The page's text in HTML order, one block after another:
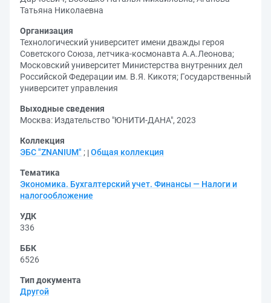
Татьяна Николаевна
Организация
Технологический университет имени дважды героя
Советского Союза, летчика-космонавта А.А.Леонова;
Московский университет Министерства внутренних дел
Российской Федерации им. В.Я. Кикотя; Государственный
университет управления
Выходные сведения
Москва: Издательство "ЮНИТИ-ДАНА", 2023
Коллекция
ЭБС "ZNANIUM" ; Общая коллекция
Тематика
Экономика. Бухгалтерский учет. Финансы — Налоги и
налогообложение
УДК
336
ББК
6526
Тип документа
Другой